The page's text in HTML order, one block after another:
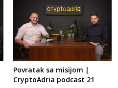
Povratak sa misijom |
CryptoAdria podcast 21